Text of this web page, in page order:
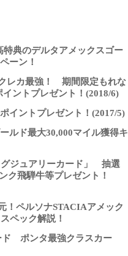
典のデルタアメックスゴー
ーン！
レカ最強！ 期間限定もれな
イントプレゼント！(2018/6)
イントプレゼント！(2017/5)
ルド最大30,000マイル獲得キ
グジュアリーカード」 抽選
ク飛騨牛等プレゼント！
！ペルソナSTACIAアメック
ペック解説！
ド ポンタ最強クラスカー